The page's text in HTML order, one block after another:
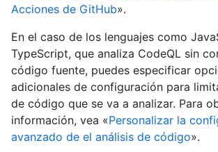
Acciones de GitHub».
En el caso de los lenguajes como
TypeScript, que analiza CodeQL sin
código fuente, puedes especificar
adicionales de configuración para
de código que se va a analizar. Para
información, vea «Personalizar la
avanzado de el análisis de código».